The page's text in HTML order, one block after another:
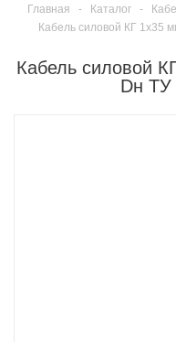
Главная - Каталог -
Кабель силовой КГ 1х35
Кабель силовой
Dн ТУ